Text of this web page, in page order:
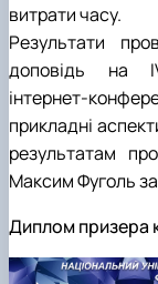
витрати часу.
Результати
доповідь на
інтернет-
прикладні
результатам
Максим Фуголь
Диплом призера